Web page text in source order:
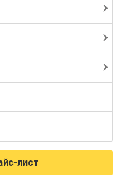
лист